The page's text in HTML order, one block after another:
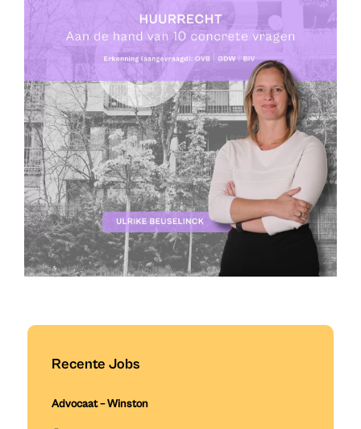
Recente Jobs
Advocaat – Winston